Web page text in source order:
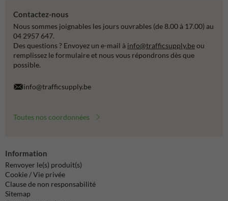
Contactez-nous
Nous sommes joignables les jours ouvrables (de 8.00 à 17.00) au
04 2957 647.
Des questions ? Envoyez un e-mail à info@trafficsupply.beou
remplissez le formulaire et nous vous répondrons dès que
possible.
info@trafficsupply.be
Toutes nos coordonnées
Information
Renvoyer le(s) produit(s)
Cookie / Vie privée
Clause de non responsabilité
Sitemap